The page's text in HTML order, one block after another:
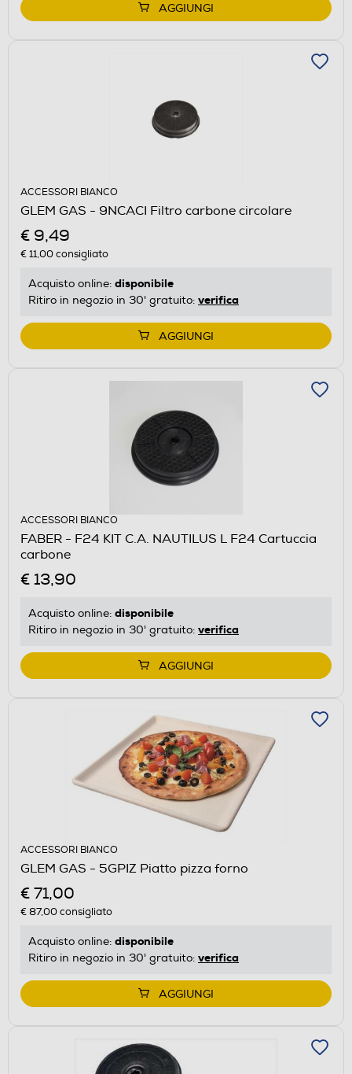
AGGIUNGI
ACCESSORI BIANCO
GLEM GAS - 9NCACI Filtro carbone circolare
€ 9,49
€ 11,00consigliato
Acquisto online: disponibile
Ritiro in negozio in 30' gratuito: verifica
AGGIUNGI
ACCESSORI BIANCO
FABER - F24 KIT C.A. NAUTILUS L F24 Cartuccia
carbone
€ 13,90
Acquisto online: disponibile
Ritiro in negozio in 30' gratuito: verifica
AGGIUNGI
ACCESSORI BIANCO
GLEM GAS - 5GPIZ Piatto pizza forno
€ 71,00
€ 87,00consigliato
Acquisto online: disponibile
Ritiro in negozio in 30' gratuito: verifica
AGGIUNGI